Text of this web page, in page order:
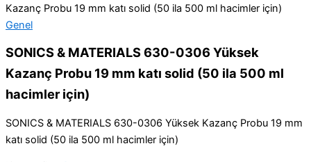
Kazanç Probu 19 mm katı solid (50 ila 500 ml hacimler için)
Genel
SONICS & MATERIALS 630-0306 Yüksek
Kazanç Probu 19 mm katı solid (50 ila 500 ml
hacimler için)
SONICS & MATERIALS 630-0306 Yüksek Kazanç Probu 19 mm
katı solid (50 ila 500 ml hacimler için)